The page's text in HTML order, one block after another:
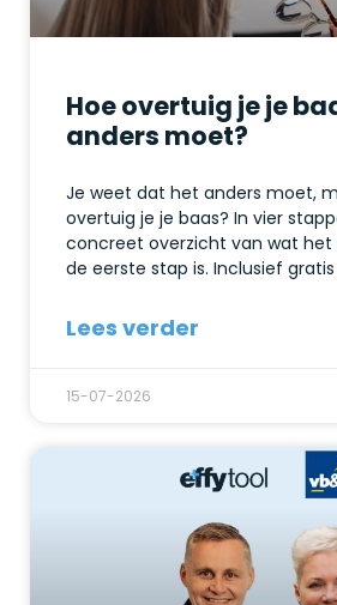
Hoe overtuig je je
anders moet?
Je weet dat het anders moet,
overtuig je je baas? In vier
concreet overzicht van wat het
de eerste stap is. Inclusief gratis
Lees verder
15-07-2026